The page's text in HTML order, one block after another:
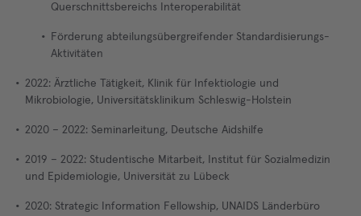
Querschnittsbereichs Interoperabilität
Förderung abteilungsübergreifender Standardisierungs-
Aktivitäten
2022: Ärztliche Tätigkeit, Klinik für Infektiologie und
Mikrobiologie, Universitätsklinikum Schleswig-Holstein
2020 – 2022: Seminarleitung, Deutsche Aidshilfe
2019 – 2022: Studentische Mitarbeit, Institut für Sozialmedizin
und Epidemiologie, Universität zu Lübeck
2020: Strategic Information Fellowship, UNAIDS Länderbüro